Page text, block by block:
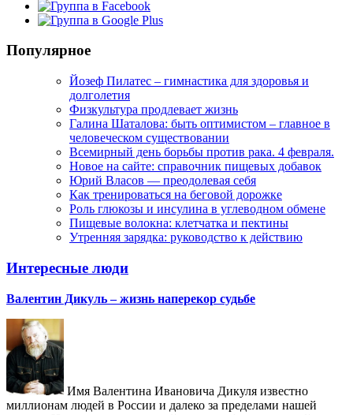
Популярное
Йозеф Пилатес – гимнастика для здоровья и
долголетия
Физкультура продлевает жизнь
Галина Шаталова: быть оптимистом – главное в
человеческом существовании
Всемирный день борьбы против рака. 4 февраля.
Новое на сайте: справочник пищевых добавок
Юрий Власов — преодолевая себя
Как тренироваться на беговой дорожке
Роль глюкозы и инсулина в углеводном обмене
Пищевые волокна: клетчатка и пектины
Утренняя зарядка: руководство к действию
Интересные люди
Валентин Дикуль – жизнь наперекор судьбе
Имя Валентина Ивановича Дикуля известно
миллионам людей в России и далеко за пределами нашей